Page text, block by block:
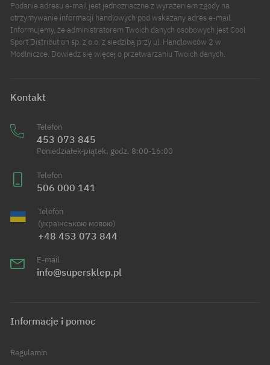
Podanie adresu e-mail jest jednoznaczne z wyrażeniem zgody na
otrzymywanie informacji handlowych pod wskazany adres e-mail.
Informujemy, że administratorem Twoich danych osobowych jest Cool
Sport Distribution sp. z o.o. z siedzibą przy ul. Handlowców 2 w
Modlniczce. Dowiedz się więcej o przetwarzaniu Twoich danych.
Kontakt
Telefon
453 073 845
Poniedziałek-piątek, godz. 8:00-16:00
Telefon
506 000 141
Telefon
(українською мовою)
+48 453 073 844
E-mail
info@supersklep.pl
Informacje i pomoc
Regulamin